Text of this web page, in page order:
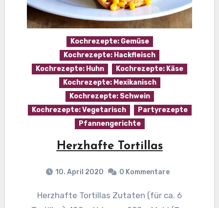
Kochrezepte: Gemüse
Kochrezepte: Hackfleisch
Kochrezepte: Huhn
Kochrezepte: Käse
Kochrezepte: Mexikanisch
Kochrezepte: Schwein
Kochrezepte: Vegetarisch
Partyrezepte
Pfannengerichte
Herzhafte Tortillas
10. April 2020 0 Kommentare
Herzhafte Tortillas Zutaten (für ca. 6